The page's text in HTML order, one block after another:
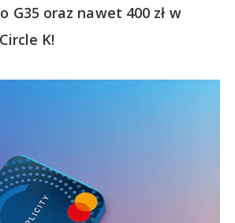
oraz nawet 400 zł w
K!